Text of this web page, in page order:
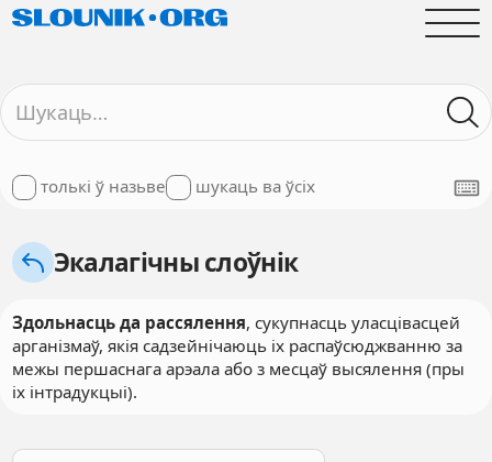
толькі ў назьве шукаць ва ўсіх
Экалагічны слоўнік
Здольнасць да рассялення, сукупнасць уласцівасцей
арганізмаў, якія садзейнічаюць іх распаўсюджванню за
межы першаснага арэала або з месцаў высялення (пры
іх інтрадукцыі).